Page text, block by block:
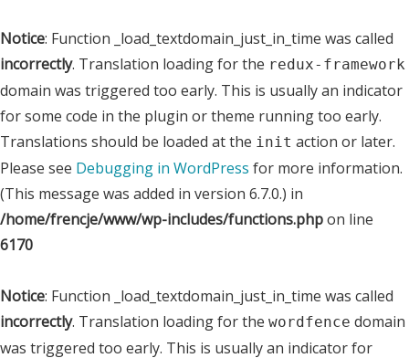
Notice: Function _load_textdomain_just_in_time was called
incorrectly. Translation loading for the redux-framework
domain was triggered too early. This is usually an indicator
for some code in the plugin or theme running too early.
Translations should be loaded at the init action or later.
Please see Debugging in WordPress for more information.
(This message was added in version 6.7.0.) in
/home/frencje/www/wp-includes/functions.phpon line
6170
Notice: Function _load_textdomain_just_in_time was called
incorrectly. Translation loading for the wordfence domain
was triggered too early. This is usually an indicator for